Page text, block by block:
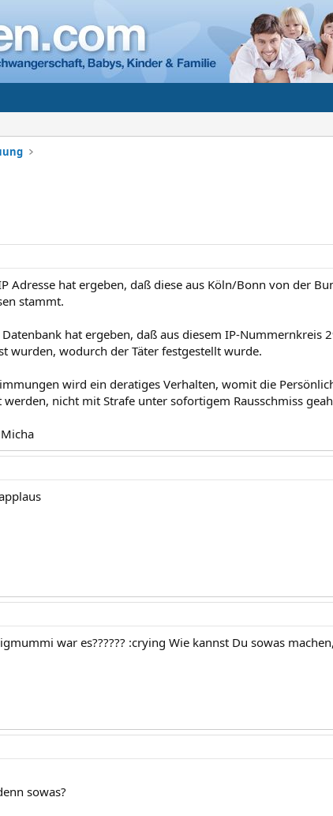
Adresse hat ergeben, daß diese aus Köln/Bonn von der
stammt.
hat ergeben, daß aus diesem IP-Nummernkreis
wurden, wodurch der Täter festgestellt wurde.
wird ein deratiges Verhalten, womit die
nicht mit Strafe unter sofortigem Rausschmiss
war es?????? :crying Wie kannst Du sowas
sowas?